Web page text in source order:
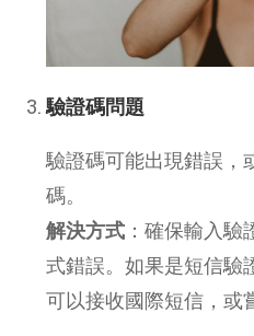
驗證碼問題
驗證碼可能出現錯誤，
碼。
解決方式 ：確保輸入
式錯誤。如果是短信驗
可以接收國際短信，或